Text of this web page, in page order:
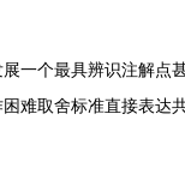
一个最具辨识注解点
难取舍标准直接表达